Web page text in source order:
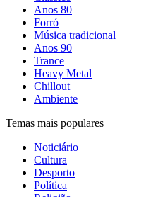
Anos 80
Forró
Música tradicional
Anos 90
Trance
Heavy Metal
Chillout
Ambiente
Temas mais populares
Noticiário
Cultura
Desporto
Política